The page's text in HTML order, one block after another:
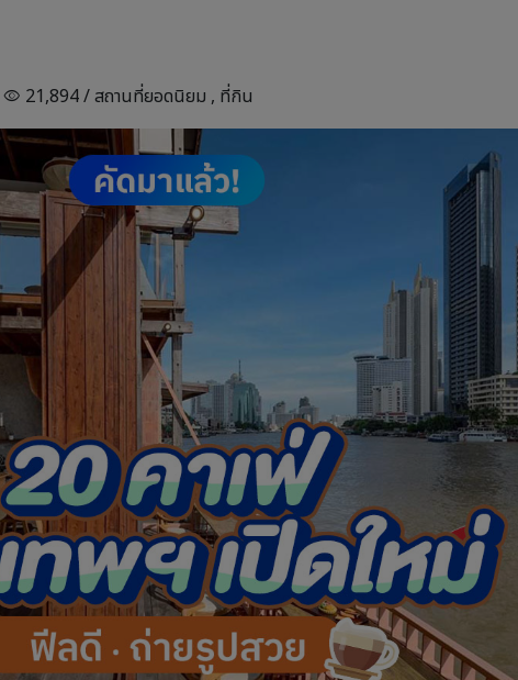
visibility 21,894 /สถานที่ยอดนิยม , ที่กิน